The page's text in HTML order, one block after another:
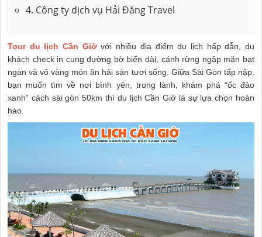
4. Công ty dịch vụ Hải Đăng Travel
Tour du lịch Cần Giờvới nhiều địa điểm du lịch hấp dẫn, du
khách check in cung đường bờ biển dài, cánh rừng ngập mặn bạt
ngàn và vô vàng món ăn hải sản tươi sống. Giữa Sài Gòn tấp nập,
bạn muốn tìm về nơi bình yên, trong lành, khám phá “ốc đảo
xanh” cách sài gòn 50km thì du lịch Cần Giờ là sự lựa chọn hoàn
hảo.